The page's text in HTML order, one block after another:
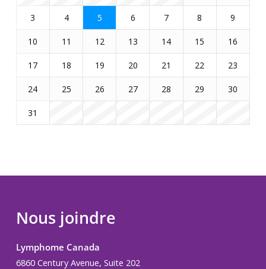
3 4 5 6 7 8 9
10 11 12 13 14 15 16
17 18 19 20 21 22 23
24 25 26 27 28 29 30
31
Nous joindre
Lymphome Canada
6860 Century Avenue, Suite 202